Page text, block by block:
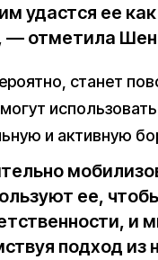
удастся ее
— отметила
станет
и активную
ее,
и
подход из